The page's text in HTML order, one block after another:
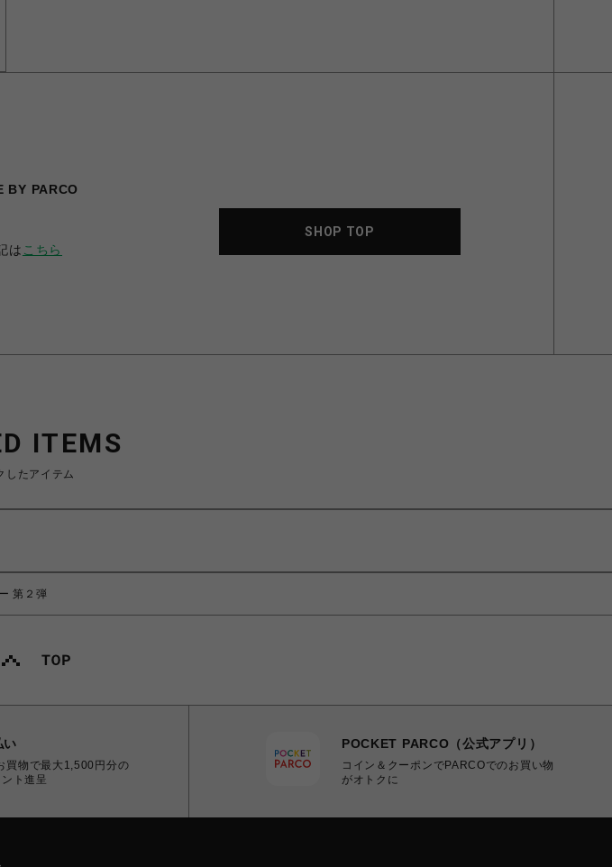
BY PARCO
は こちら
SHOP TOP
ITEMS
したアイテム
第２弾
い
買物で最大1,500円分の
ト進呈
POCKET PARCO（公式アプリ）
コイン＆クーポンでPARCOでのお買い物
がオトクに